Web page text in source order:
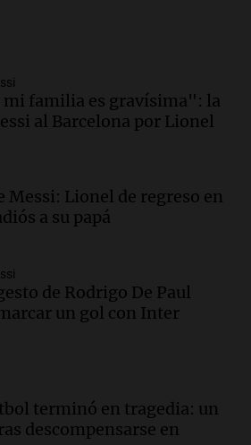
un puente
en Mendoza: un muerto
tras caer dos autos desde
llegará esta noche a
acompañar a su familia
Propiedad Privada: el revés
expuso una debilidad
del Gobierno
se prepara para una
30.000 turistas y el
mi familia es gravísima": la
al Barcelona por Lionel
Messi: Lionel de regreso en
a su papá
de Rodrigo De Paul
un gol con Inter
terminó en tragedia: un
descompensarse en